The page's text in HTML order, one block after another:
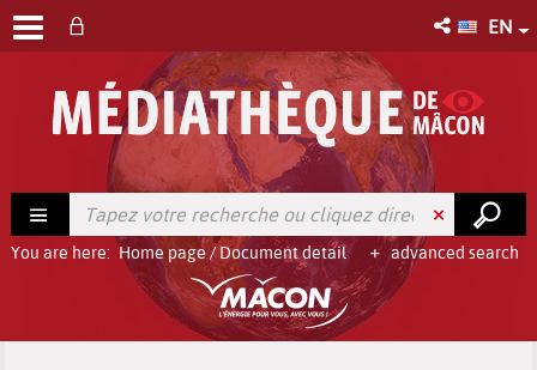
EN
advanced search
You are here: Home page/Document detail